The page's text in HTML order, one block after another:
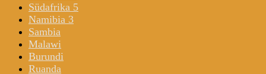
Südafrika 5
Namibia 3
Sambia
Malawi
Burundi
Ruanda